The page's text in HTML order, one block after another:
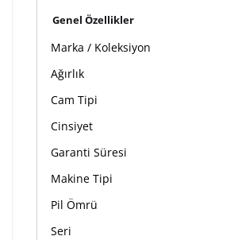
Genel Özellikler
Marka / Koleksiyon
Ağırlık
Cam Tipi
Cinsiyet
Garanti Süresi
Makine Tipi
Pil Ömrü
Seri